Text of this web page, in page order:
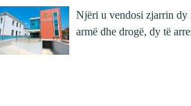
Njëri u vendosi zjarrin dy
armë dhe drogë, dy të